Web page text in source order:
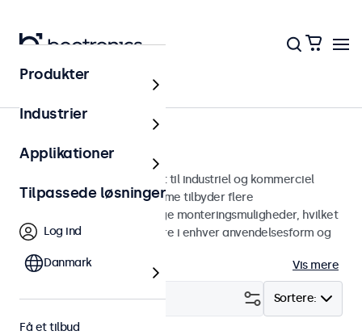
Skærme
7-tommer skærme
7 tommer skærme designet til industriel og kommerciel
brug. Vores 7-tommer skærme tilbyder flere
billedforbindelser og alsidige monteringsmuligheder, hvilket
gør dem nemme at integrere i enhver anvendelsesform og
Vis mere
Sortere:
Filter (0)
Produkter
Industrier
Applikationer
Tilpassede løsninger
Log ind
Danmark
Få et tilbud